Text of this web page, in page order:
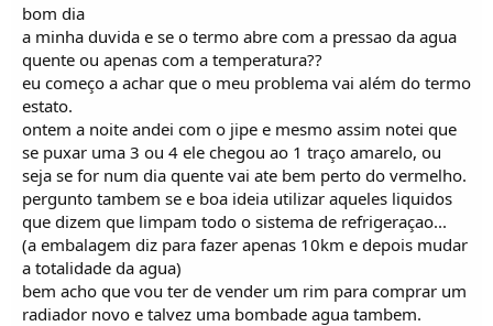
bom dia
a minha duvida e se o termo abre com a pressao da agua
quente ou apenas com a temperatura??
eu começo a achar que o meu problema vai além do termo
estato.
ontem a noite andei com o jipe e mesmo assim notei que
se puxar uma 3 ou 4 ele chegou ao 1 traço amarelo, ou
seja se for num dia quente vai ate bem perto do vermelho.
pergunto tambem se e boa ideia utilizar aqueles liquidos
que dizem que limpam todo o sistema de refrigeraçao...
(a embalagem diz para fazer apenas 10km e depois mudar
a totalidade da agua)
bem acho que vou ter de vender um rim para comprar um
radiador novo e talvez uma bombade agua tambem.